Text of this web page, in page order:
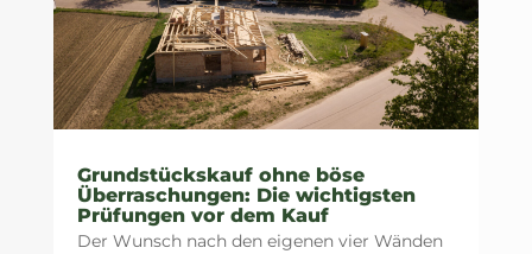
Grundstückskauf ohne böse
Überraschungen: Die wichtigsten
Prüfungen vor dem Kauf
Der Wunsch nach den eigenen vier Wänden